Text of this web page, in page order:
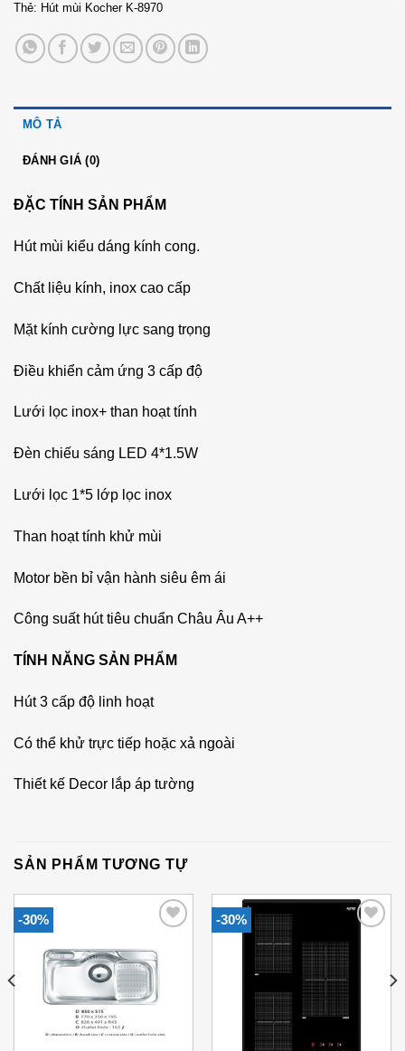
Thẻ: Hút mùi Kocher K-8970
MÔ TẢ
ĐÁNH GIÁ (0)
ĐẶC TÍNH SẢN PHẨM
Hút mùi kiểu dáng kính cong.
Chất liệu kính, inox cao cấp
Mặt kính cường lực sang trọng
Điều khiển cảm ứng 3 cấp độ
Lưới lọc inox+ than hoạt tính
Đèn chiếu sáng LED 4*1.5W
Lưới lọc 1*5 lớp lọc inox
Than hoạt tính khử mùi
Motor bền bỉ vận hành siêu êm ái
Công suất hút tiêu chuẩn Châu Âu A++
TÍNH NĂNG SẢN PHẨM
Hút 3 cấp độ linh hoạt
Có thể khử trực tiếp hoặc xả ngoài
Thiết kế Decor lắp áp tường
SẢN PHẨM TƯƠNG TỰ
-30%
Add to
-30%
Wishlist